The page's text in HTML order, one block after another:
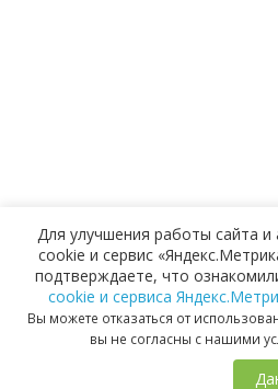
Для улучшения работы сайта
cookie и сервис
подтверждаете, что
cookie и сервиса
Вы можете отказаться от
вы не согласны с нашими